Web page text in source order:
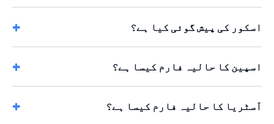
اسکور کی پیش گوئی کیا ہے؟
اسپین کا حالیہ فارم کیسا ہے؟
آسٹریا کا حالیہ فارم کیسا ہے؟